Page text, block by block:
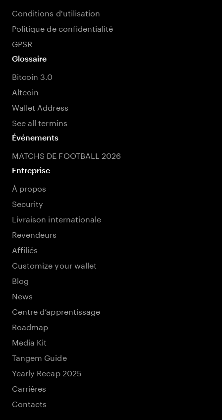
Conditions d'utilisation
Politique de confidentialité
GPSR
Glossaire
Bitcoin 3.0
Altcoin
Wallet Address
See all termins
Événements
MATCHS DE FOOTBALL 2026
Entreprise
À propos
Security
Livraison internationale
Revendeurs
Affiliés
Customize your wallet
Blog
News
Centre d’apprentissage
Roadmap
Media Kit
Tangem Guide
Yearly Recap 2025
Carrières
Contacts